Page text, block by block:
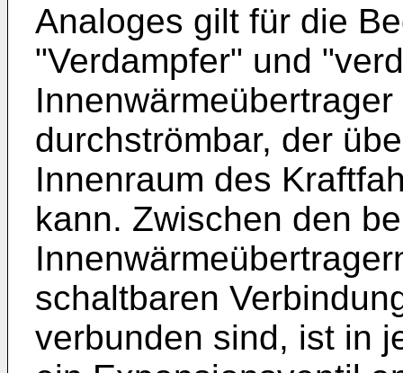
Analoges gilt für die
"Verdampfer" und
durchströmbar, der
Innenraum des
kann. Zwischen den
schaltbaren
verbunden sind, ist in